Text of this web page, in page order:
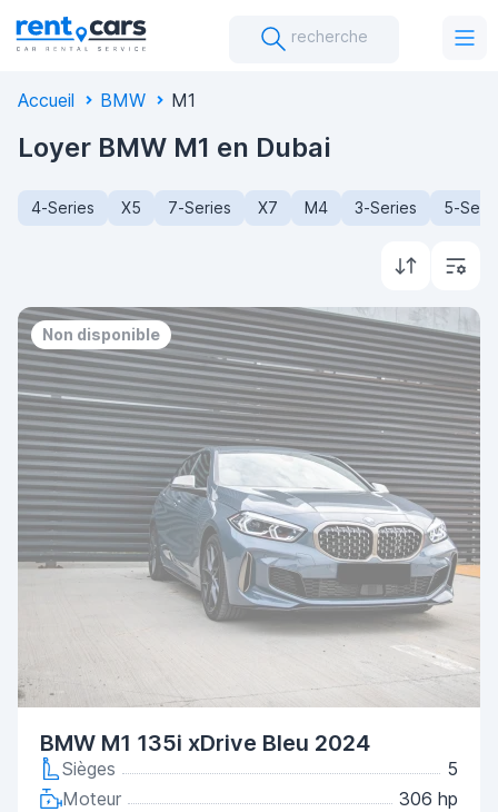
recherche
Accueil BMW M1
Loyer BMW M1 en Dubai
4-Series X5 7-Series X7 M4 3-Series 5-
Non disponible
BMW M1 135i xDrive Bleu 2024
Sièges
5
Moteur
306 hp